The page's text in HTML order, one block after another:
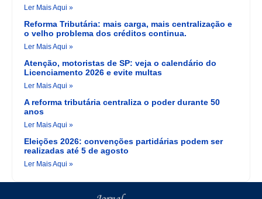
Ler Mais Aqui »
Reforma Tributária: mais carga, mais centralização e
o velho problema dos créditos continua.
Ler Mais Aqui »
Atenção, motoristas de SP: veja o calendário do
Licenciamento 2026 e evite multas
Ler Mais Aqui »
A reforma tributária centraliza o poder durante 50
anos
Ler Mais Aqui »
Eleições 2026: convenções partidárias podem ser
realizadas até 5 de agosto
Ler Mais Aqui »